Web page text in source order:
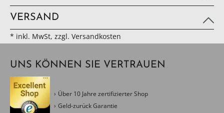
VERSAND
* inkl. MwSt, zzgl. Versandkosten
UNS KÖNNEN SIE VERTRAUEN
Über 10 Jahre zertifizierter Shop
Geld-zurück Garantie